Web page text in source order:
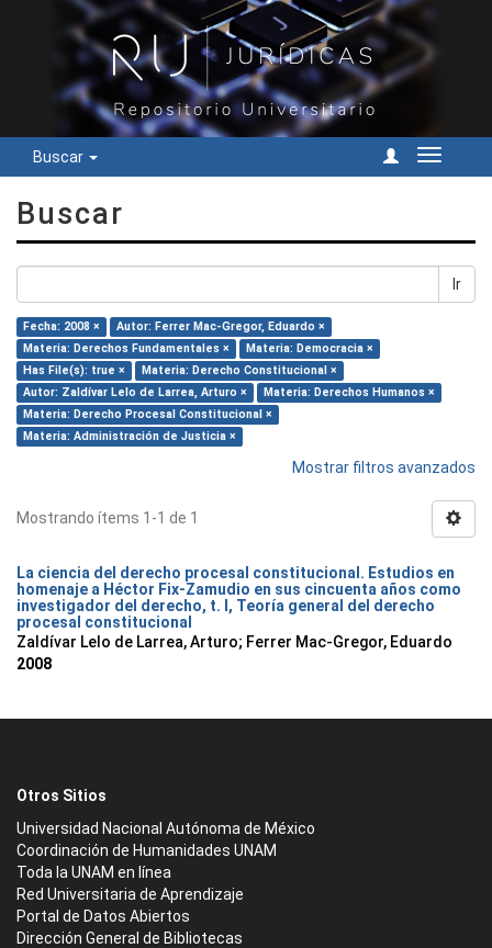
Buscar
Cambiar
Buscar
Ir
Fecha: 2008 ×
Autor: Ferrer Mac-Gregor, Eduardo ×
Materia: Derechos Fundamentales ×
Materia: Democracia ×
Has File(s): true ×
Materia: Derecho Constitucional ×
Autor: Zaldívar Lelo de Larrea, Arturo ×
Materia: Derechos Humanos ×
Materia: Derecho Procesal Constitucional ×
Materia: Administración de Justicia ×
Mostrar filtros avanzados
Mostrando ítems 1-1 de 1
La ciencia del derecho procesal constitucional. Estudios en
homenaje a Héctor Fix-Zamudio en sus cincuenta años como
investigador del derecho, t. I, Teoría general del derecho
procesal constitucional
Zaldívar Lelo de Larrea, Arturo; Ferrer Mac-Gregor, Eduardo
2008
Otros Sitios
Universidad Nacional Autónoma de México
Coordinación de Humanidades UNAM
Toda la UNAM en línea
Red Universitaria de Aprendizaje
Portal de Datos Abiertos
Dirección General de Bibliotecas